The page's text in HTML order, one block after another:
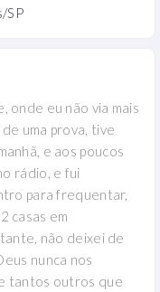
SP
onde eu não via mais
uma prova, tive
e aos poucos
rádio, e fui
para frequentar,
casas em
não deixei de
nunca nos
tantos outros que